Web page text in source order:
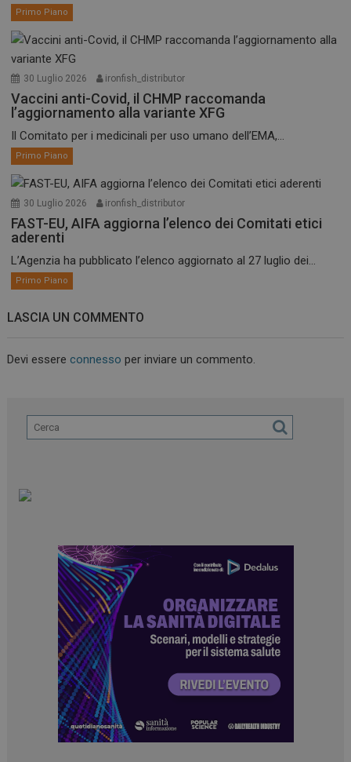
Primo Piano
30 Luglio 2026 ironfish_distributor
Vaccini anti-Covid, il CHMP raccomanda
l’aggiornamento alla variante XFG
Il Comitato per i medicinali per uso umano dell’EMA,...
Primo Piano
30 Luglio 2026 ironfish_distributor
FAST-EU, AIFA aggiorna l’elenco dei Comitati etici
aderenti
L’Agenzia ha pubblicato l’elenco aggiornato al 27 luglio dei...
Primo Piano
LASCIA UN COMMENTO
Devi essereconnesso per inviare un commento.